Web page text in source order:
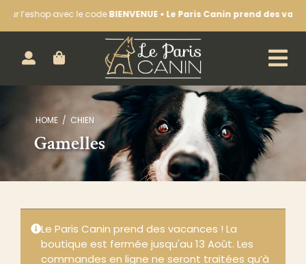
Passeravec le codeBIENVENUE • Le Paris Canin prend des vacances !
HOME CHIEN
Gamelles
Le Paris Canin prend des vacances ! La
boutique est fermée jusqu'au 13 Août. Les
commandes en ligne ne seront traitées qu’à
ACHETEZ EN LIGNE :
CHIEN
CHAT
LA BOUTIQUE
NOS SÉANCES D’ÉDUCATION
LE BLOG & NOTRE ACTUALITÉ